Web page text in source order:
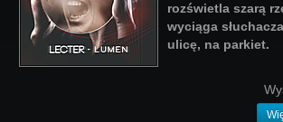
rozświetla szarą
wyciąga
ulicę, na parkiet.